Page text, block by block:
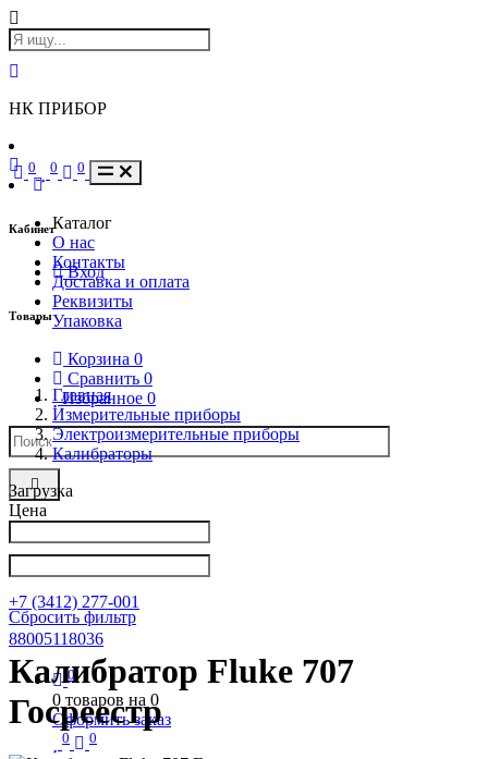
НК ПРИБОР
Кабинет
Вход
Товары
Корзина 0
Сравнить 0
Избранное 0
Написать в Телеграм
+7 (3412) 277-001
88005118036
0
0 товаров на 0
Оформить заказ
0 0
0 0 0
Каталог
О нас
Контакты
Доставка и оплата
Реквизиты
Упаковка
Главная
Измерительные приборы
Электроизмерительные приборы
Калибраторы
Загрузка
Цена
Сбросить фильтр
Калибратор Fluke 707
Госреестр